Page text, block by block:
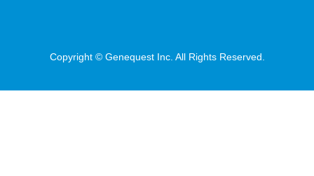
Copyright © Genequest Inc. All Rights Reserved.